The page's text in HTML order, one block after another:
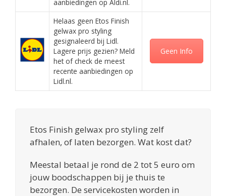
aanbiedingen op Aldi.nl.
Helaas geen Etos Finish
gelwax pro styling
gesignaleerd bij Lidl.
Lagere prijs gezien? Meld
het of check de meest
recente aanbiedingen op
Lidl.nl.
Geen Info
Etos Finish gelwax pro styling zelf
afhalen, of laten bezorgen. Wat kost dat?
Meestal betaal je rond de 2 tot 5 euro om
jouw boodschappen bij je thuis te
bezorgen. De servicekosten worden in